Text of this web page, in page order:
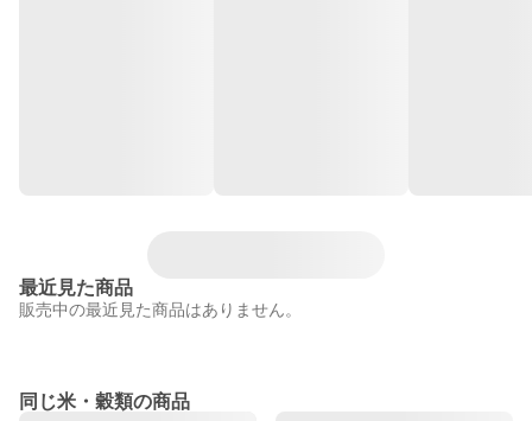
最近見た商品
販売中の最近見た商品はありません。
同じ米・穀類の商品